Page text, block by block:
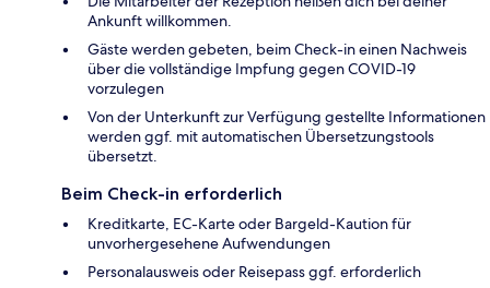
Ankunft willkommen.
Gäste werden gebeten, beim Check-in einen Nachweis
über die vollständige Impfung gegen COVID-19
vorzulegen
Von der Unterkunft zur Verfügung gestellte Informationen
werden ggf. mit automatischen Übersetzungstools
übersetzt.
Beim Check-in erforderlich
Kreditkarte, EC-Karte oder Bargeld-Kaution für
unvorhergesehene Aufwendungen
Personalausweis oder Reisepass ggf. erforderlich